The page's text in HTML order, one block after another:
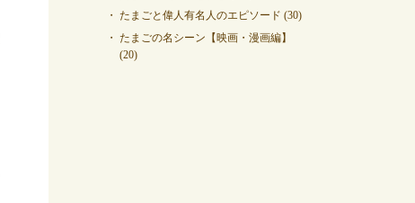
たまごと偉人有名人のエピソード (30)
たまごの名シーン【映画・漫画編】
(20)